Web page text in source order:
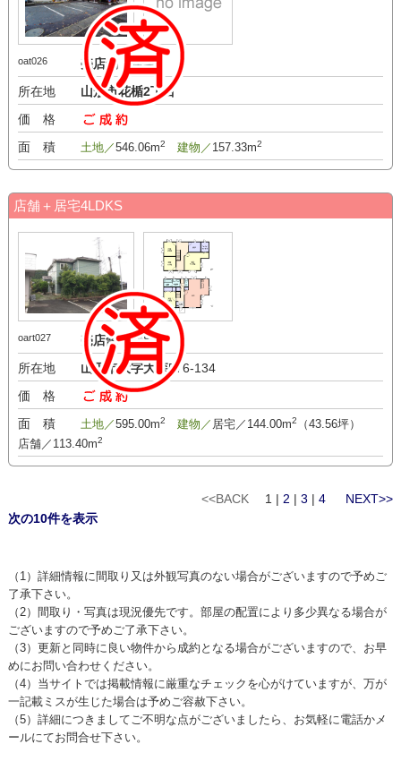
oat026
売店舗・居宅
所在地
山形市花楯2丁目
価 格
-万円
面 積
土地／546.06m2 建物／ 157.33m2
店舗＋居宅4LDKS
oart027
売店舗・居宅
所在地
山形市大字大森576-134
価 格
-万円
面 積
土地／595.00m2 建物／ 居宅／144.00m2
（43.56坪）
店舗／113.40m2
<<BACK 1 | 2 |3 |4
NEXT>>
次の10件を表示
（1）詳細情報に間取り又は外観写真のない場合がございますので予めご
了承下さい。
（2）間取り・写真は現況優先です。部屋の配置により多少異なる場合が
ございますので予めご了承下さい。
（3）更新と同時に良い物件から成約となる場合がございますので、お早
めにお問い合わせください。
（4）当サイトでは掲載情報に厳重なチェックを心がけていますが、万が
一記載ミスが生じた場合は予めご容赦下さい。
（5）詳細につきましてご不明な点がございましたら、お気軽に電話かメ
ールにてお問合せ下さい。